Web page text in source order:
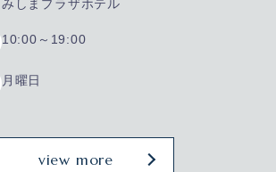
みしまプラザホテル
10:00～19:00
月曜日
view more